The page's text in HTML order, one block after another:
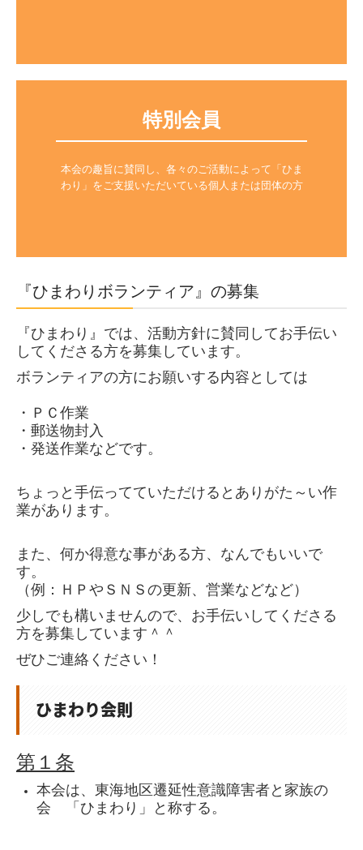
特別会員
本会の趣旨に賛同し、各々のご活動によって「ひま
わり」をご支援いただいている個人または団体の方
『ひまわりボランティア』の募集
『ひまわり』では、活動方針に賛同してお手伝い
してくださる方を募集しています。
ボランティアの方にお願いする内容としては
・ＰＣ作業
・郵送物封入
・発送作業などです。
ちょっと手伝ってていただけるとありがた～い作
業があります。
また、何か得意な事がある方、なんでもいいで
す。
（例：ＨＰやＳＮＳの更新、営業などなど）
少しでも構いませんので、お手伝いしてくださる
方を募集しています＾＾
ぜひご連絡ください！
ひまわり会則
第１条
本会は、東海地区遷延性意識障害者と家族の
会 「ひまわり」と称する。